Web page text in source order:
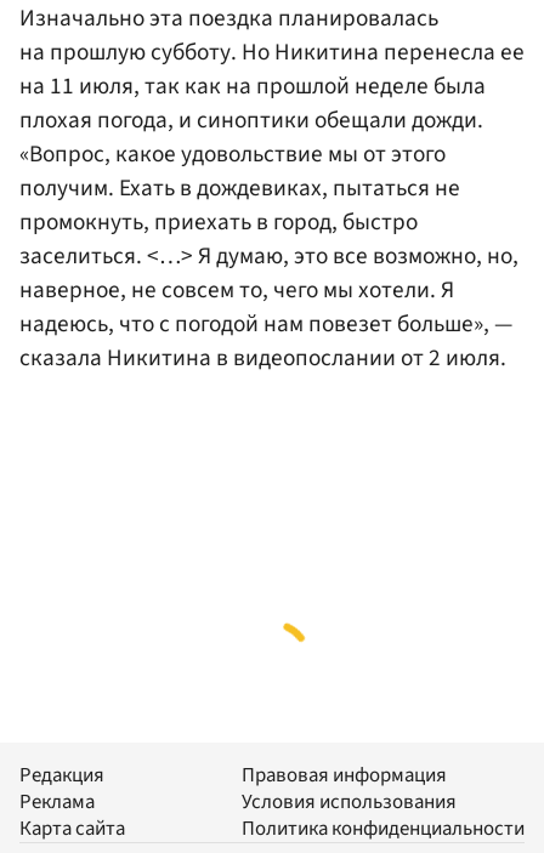
Изначально эта поездка планировалась
на прошлую субботу. Но Никитина перенесла ее
на 11 июля, так как на прошлой неделе была
плохая погода, и синоптики обещали дожди.
«Вопрос, какое удовольствие мы от этого
получим. Ехать в дождевиках, пытаться не
промокнуть, приехать в город, быстро
заселиться. <…> Я думаю, это все возможно, но,
наверное, не совсем то, чего мы хотели. Я
надеюсь, что с погодой нам повезет больше», —
сказала Никитина в видеопослании от 2 июля.
Редакция
Реклама
Карта сайта
Правовая информация
Условия использования
Политика конфиденциальности